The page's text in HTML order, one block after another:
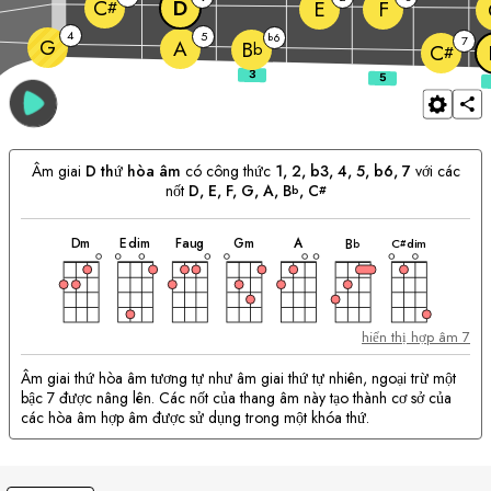
G 4 A 5 Bb
b6
C# 7
C# D E F
Âm giai D thứ hòa âm có công thức 1, 2, b3, 4, 5, b6, 7với các
nốt D, E, F, G, A, Bb, C#
Dm
hợp
Edim
hợp
Faug
hợp
Gm
hợp
A
hợp
Bb
hợp
C#dim
hợp
hiển thị hợp âm 7
Âm giai thứ hòa âm tương tự như âm giai thứ tự nhiên, ngoại trừ một
bậc 7 được nâng lên. Các nốt của thang âm này tạo thành cơ sở của
các hòa âm hợp âm được sử dụng trong một khóa thứ.